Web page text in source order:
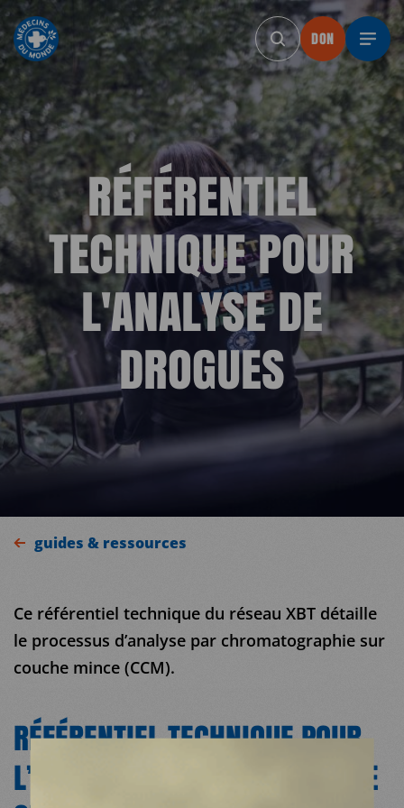
DON DON DON DON
DON
SUR LE TERRAIN
RÉFÉRENTIEL
TECHNIQUE POUR
L'ANALYSE DE
DROGUES
guides & ressources
Ce référentiel technique du réseau XBT détaille
le processus d’analyse par chromatographie sur
couche mince (CCM).
RÉFÉRENTIEL TECHNIQUE POUR
L’ANALYSE DE DROGUES COMME